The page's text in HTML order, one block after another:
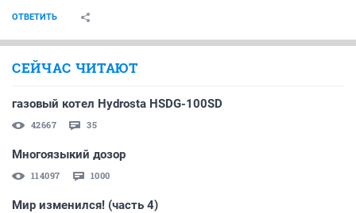
ОТВЕТИТЬ
СЕЙЧАС ЧИТАЮТ
газовый котел Hydrosta HSDG-100SD
42667 35
Многоязыкий дозор
114097 1000
Мир изменился! (часть 4)